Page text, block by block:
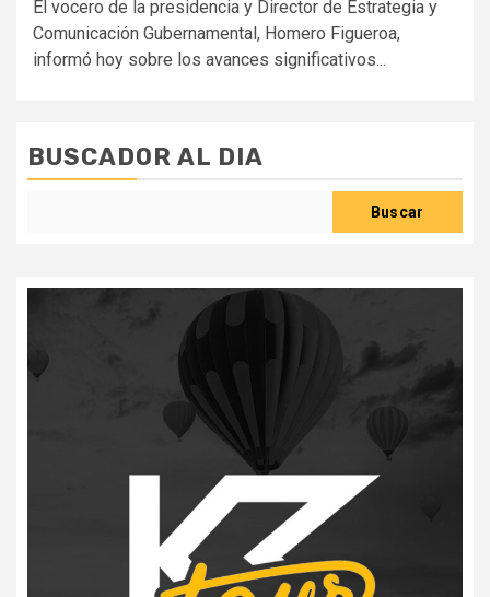
El vocero de la presidencia y Director de Estrategia y
Comunicación Gubernamental, Homero Figueroa,
informó hoy sobre los avances significativos...
BUSCADOR AL DIA
Buscar